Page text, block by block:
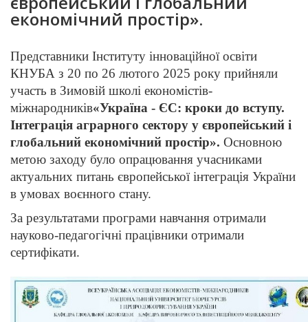
економічний простір».
Представники Інституту інноваційної освіти
КНУБА з 20 по 26 лютого 2025 року прийняли
участь в Зимовій школі економістів-
міжнародників«Україна - ЄС: кроки до вступу.
Інтеграція аграрного сектору у європейський і
глобальний економічний простір». Основною
метою заходу було опрацювання учасниками
актуальних питань європейської інтеграція України
в умовах воєнного стану.
За результатами програми навчання отримали
науково-педагогічні працівники отримали
сертифікати.